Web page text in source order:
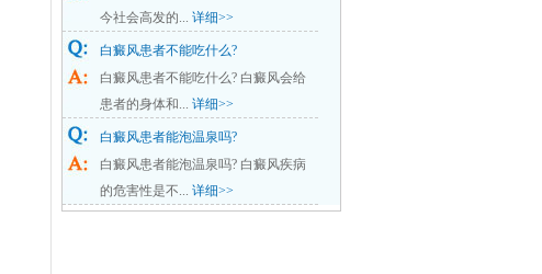
今社会高发的... 详细>>
白癜风患者不能吃什么?
白癜风患者不能吃什么? 白癜风会给
患者的身体和... 详细>>
白癜风患者能泡温泉吗?
白癜风患者能泡温泉吗? 白癜风疾病
的危害性是不... 详细>>